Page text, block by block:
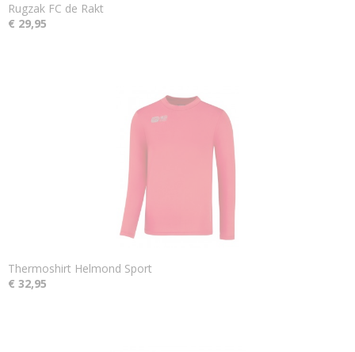
Rugzak FC de Rakt
€ 29,95
Thermoshirt Helmond Sport
€ 32,95